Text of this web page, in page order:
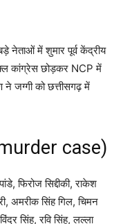
नेताओं में शुमार पूर्व केंद्रीय
कांग्रेस छोड़कर NCP में
ने जग्गी को छत्तीसगढ़ में
case)
फिरोज सिद्दीकी, राकेश
अमरीक सिंह गिल, चिमन
सिंह, रवि सिंह, लल्ला